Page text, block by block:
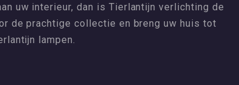
uw interieur, dan is Tierlantijn verlichting de
de prachtige collectie en breng uw huis tot
lampen.